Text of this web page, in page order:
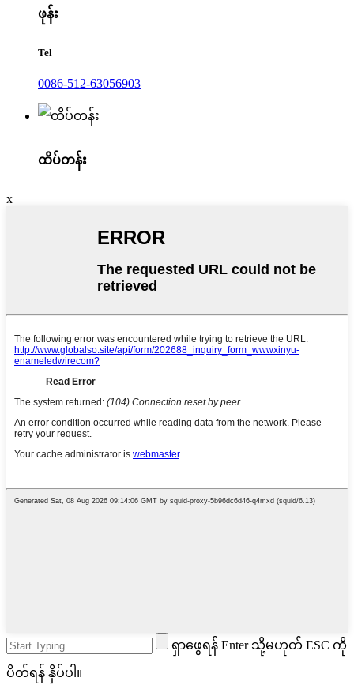
ဖုန်း
Tel
0086-512-63056903
ထိပ်တန်း
x
ရှာဖွေရန် Enter သို့မဟုတ် ESC ကို
ပိတ်ရန် နှိပ်ပါ။